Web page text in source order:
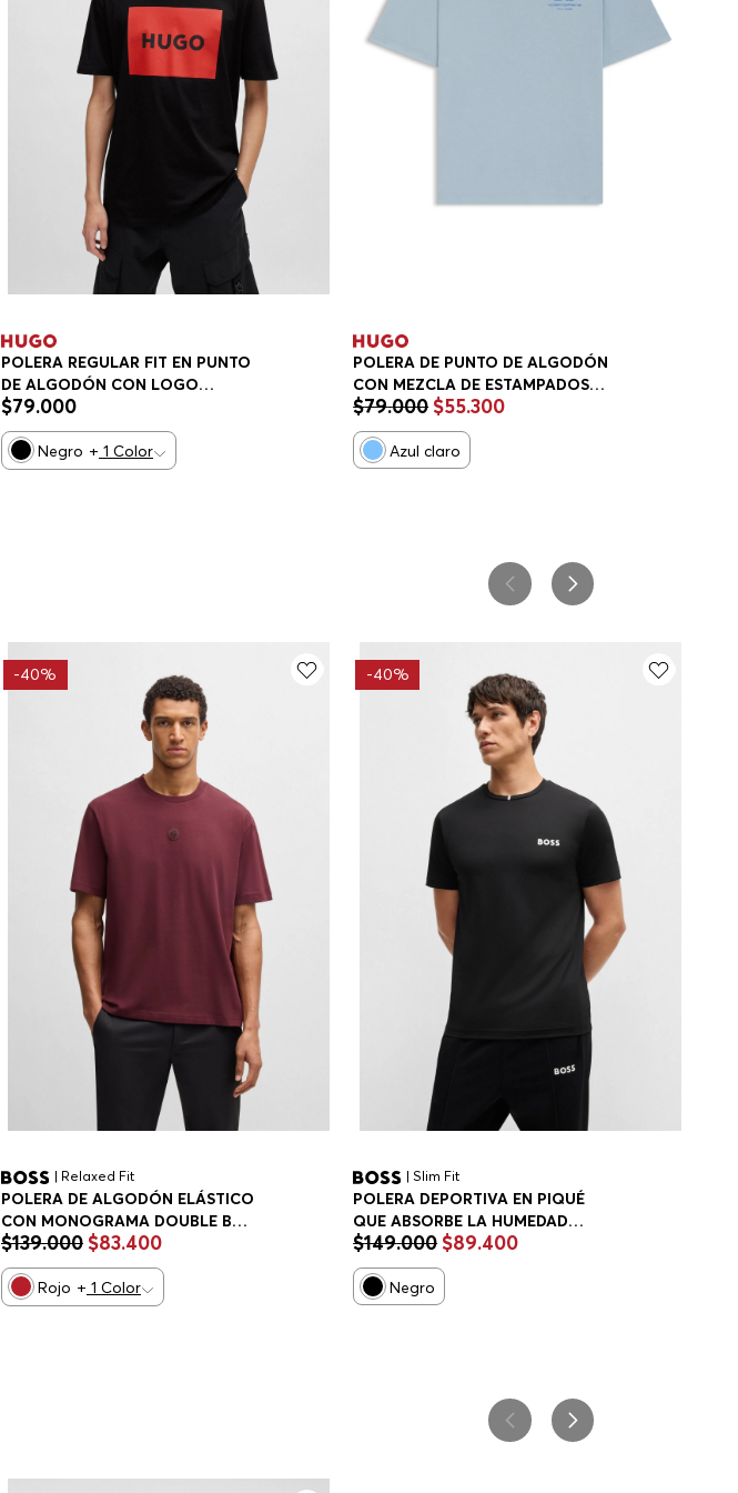
POLERA REGULAR FIT EN PUNTO
DE ALGODÓN CON LOGO
ESTAMPADO POLERA REGULAR FIT
HOMBRE
$79.000
Negro + 1 Color
POLERA DE PUNTO DE ALGODÓN
CON MEZCLA DE ESTAMPADOS
GRÁFICOS PLAYERA REGULAR FIT
HOMBRE
$79.000 $55.300
Azul claro
-40%
| Relaxed Fit
POLERA DE ALGODÓN ELÁSTICO
CON MONOGRAMA DOUBLE B
PLAYERA RELAXED FIT HOMBRE
$139.000 $83.400
Rojo + 1 Color
-40%
| Slim Fit
POLERA DEPORTIVA EN PIQUÉ
QUE ABSORBE LA HUMEDAD
PLAYERA SLIM FIT HOMBRE
$149.000 $89.400
Negro